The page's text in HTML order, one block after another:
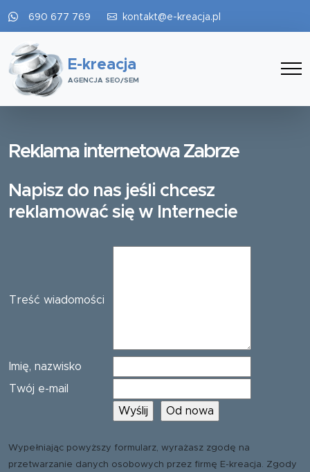
690 677 769 kontakt@e-kreacja.pl
E-kreacja
AGENCJA SEO/SEM
Reklama internetowa Zabrze
Napisz do nas jeśli chcesz
reklamować się w Internecie
Treść wiadomości
Imię, nazwisko
Twój e-mail
Wypełniając powyższy formularz, wyrażasz zgodę na
przetwarzanie danych osobowych przez firmę E-kreacja. Zgody